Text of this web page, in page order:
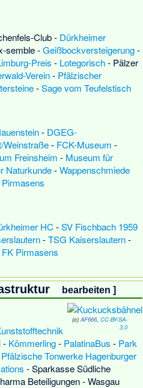
Club- Dürkheimer
semble-Geißbockversteigerung-
Preis - Lotegorisch- Pälzer
Verein- Pfälzischer
-Sage vom Teufelstisch
- DGEG-
Weinstraße- FCK-Museum -
Freinsheim - Museum für
Naturkunde-Wappenschmiede
HC-SV Fischbach 1959
-TSG Kaiserslautern-
FK Pirmasens
bearbeiten ]
(c)AF666,CC-BY-SA-
3.0
- Kömmerling- PalatinaBus - Park
Pfälzische Tonwerke Hagenburger
-Sparkasse Südliche
Beteiligungen-Wasgau